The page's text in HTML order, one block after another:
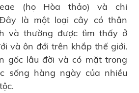
(họ Hòa thảo) và chi
Đây là một loại cây có thân
và thường được tìm thấy ở
và ôn đới trên khắp thế giới.
gốc lâu đời và có mặt trong
sống hàng ngày của nhiều